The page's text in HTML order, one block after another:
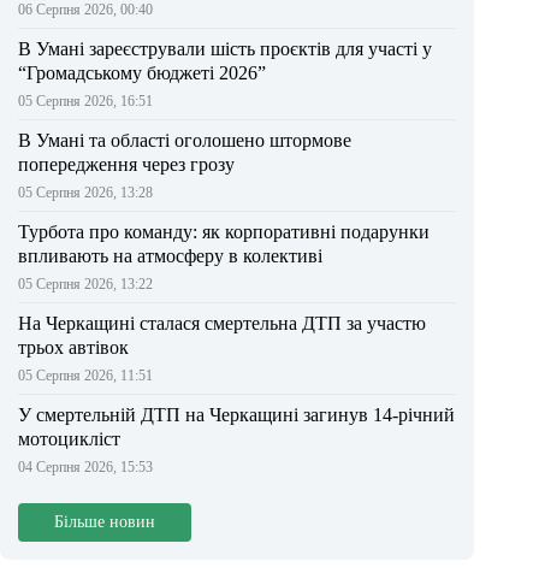
06 Серпня 2026, 00:40
В Умані зареєстрували шість проєктів для участі у
“Громадському бюджеті 2026”
05 Серпня 2026, 16:51
В Умані та області оголошено штормове
попередження через грозу
05 Серпня 2026, 13:28
Турбота про команду: як корпоративні подарунки
впливають на атмосферу в колективі
05 Серпня 2026, 13:22
На Черкащині сталася смертельна ДТП за участю
трьох автівок
05 Серпня 2026, 11:51
У смертельній ДТП на Черкащині загинув 14-річний
мотоцикліст
04 Серпня 2026, 15:53
Більше новин